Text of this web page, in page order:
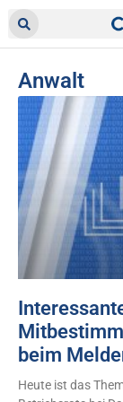
Anwalt
beim
Heute ist das